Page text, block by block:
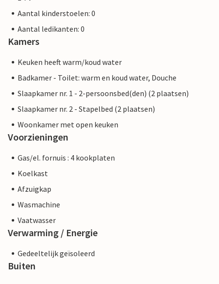
Aantal kinderstoelen: 0
Aantal ledikanten: 0
Kamers
Keuken heeft warm/koud water
Badkamer - Toilet: warm en koud water, Douche
Slaapkamer nr. 1 - 2-persoonsbed(den) (2 plaatsen)
Slaapkamer nr. 2 - Stapelbed (2 plaatsen)
Woonkamer met open keuken
Voorzieningen
Gas/el. fornuis : 4 kookplaten
Koelkast
Afzuigkap
Wasmachine
Vaatwasser
Verwarming / Energie
Gedeeltelijk geïsoleerd
Buiten